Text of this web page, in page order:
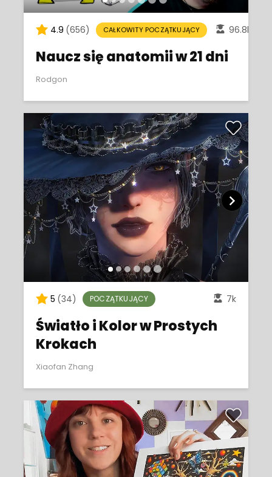
4.9 (656) CAŁKOWITY POCZĄTKUJĄCY 96.8k
Naucz się anatomii w 21 dni
Rodgon
5 (34) POCZĄTKUJĄCY 7k
Światło i Kolor w Prostych
Krokach
Xiaofan Zhang